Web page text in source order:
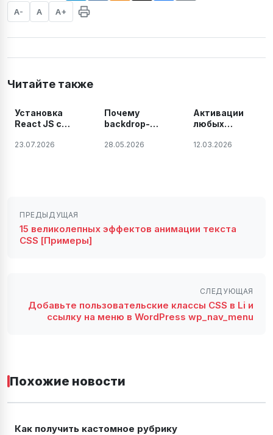
A- A A+
Читайте также
Установка
React JS с
23.07.2026
Почему
backdrop-
работает в
28.05.2026
Активации
любых
плагинов
12.03.2026
ПРЕДЫДУЩАЯ
15 великолепных эффектов анимации текста
CSS [Примеры]
СЛЕДУЮЩАЯ
Добавьте пользовательские классы CSS в Li и
ссылку на меню в WordPress wp_nav_menu
Похожие новости
Как получить кастомное рубрику